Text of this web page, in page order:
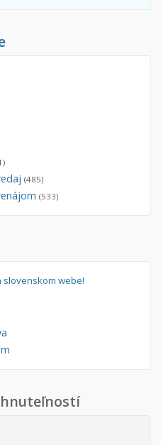
(485)
(533)
webe!